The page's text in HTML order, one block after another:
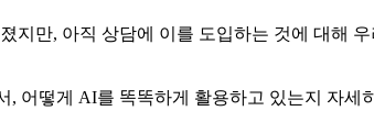
지만, 아직 상담에 이를 도입하는 것에 대해
, 어떻게 AI를 똑똑하게 활용하고 있는지 자세